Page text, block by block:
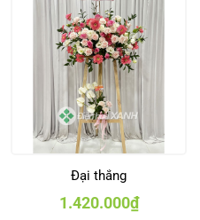
Đại thắng
1.420.000₫